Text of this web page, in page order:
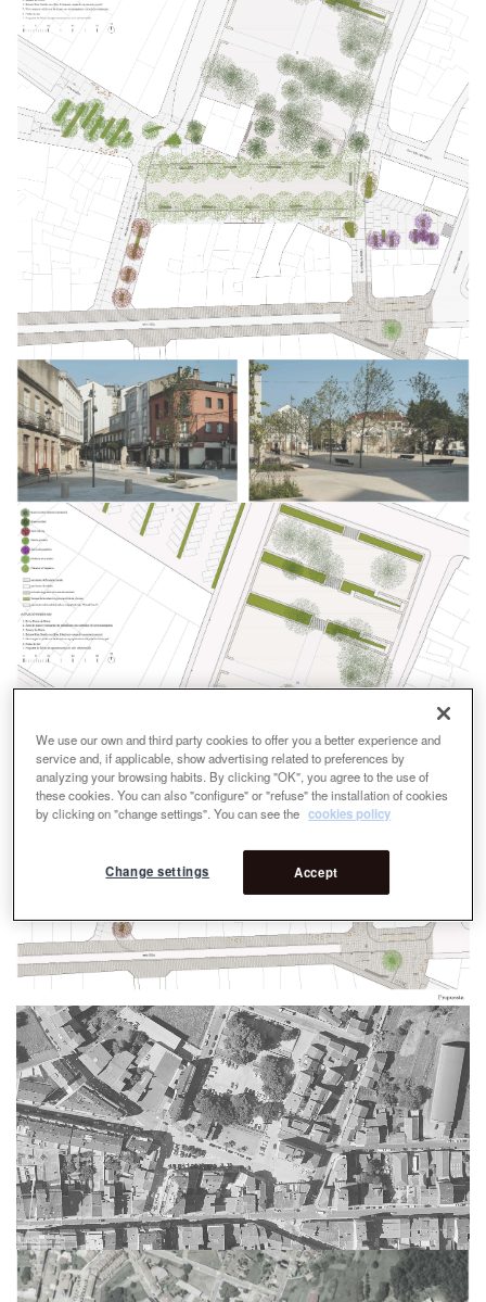
We use our own and third party cookies to offer you a better experience and
service and, if applicable, show advertising related to preferences by
analyzing your browsing habits. By clicking "OK", you agree to the use of
these cookies. You can also "configure" or "refuse" the installation of cookies
by clicking on "change settings". You can see the cookies policy
Accept
Change settings